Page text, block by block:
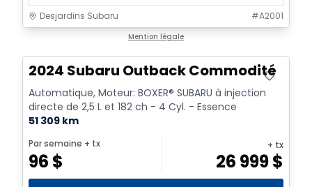
Desjardins Subaru #A2001
Mention légale
2024 Subaru Outback Commodité
Automatique, Moteur: BOXER® SUBARU à injection
directe de 2,5 L et 182 ch - 4 Cyl. - Essence
51 309 km
Par semaine + tx
96 $
+ tx
26 999$